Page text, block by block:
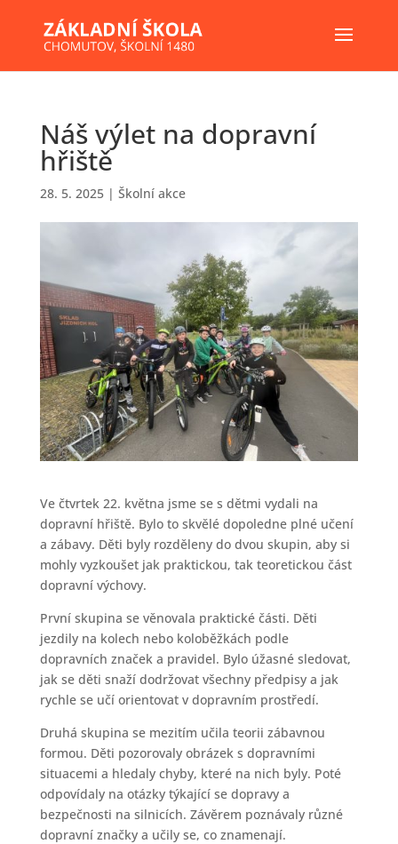
Náš výlet na dopravní
hřiště
28. 5. 2025| Školní akce
Ve čtvrtek 22. května jsme se s dětmi vydali na
dopravní hřiště. Bylo to skvělé dopoledne plné učení
a zábavy. Děti byly rozděleny do dvou skupin, aby si
mohly vyzkoušet jak praktickou, tak teoretickou část
dopravní výchovy.
První skupina se věnovala praktické části. Děti
jezdily na kolech nebo koloběžkách podle
dopravních značek a pravidel. Bylo úžasné sledovat,
jak se děti snaží dodržovat všechny předpisy a jak
rychle se učí orientovat v dopravním prostředí.
Druhá skupina se mezitím učila teorii zábavnou
formou. Děti pozorovaly obrázek s dopravními
situacemi a hledaly chyby, které na nich byly. Poté
odpovídaly na otázky týkající se dopravy a
bezpečnosti na silnicích. Závěrem poznávaly různé
dopravní značky a učily se, co znamenají.